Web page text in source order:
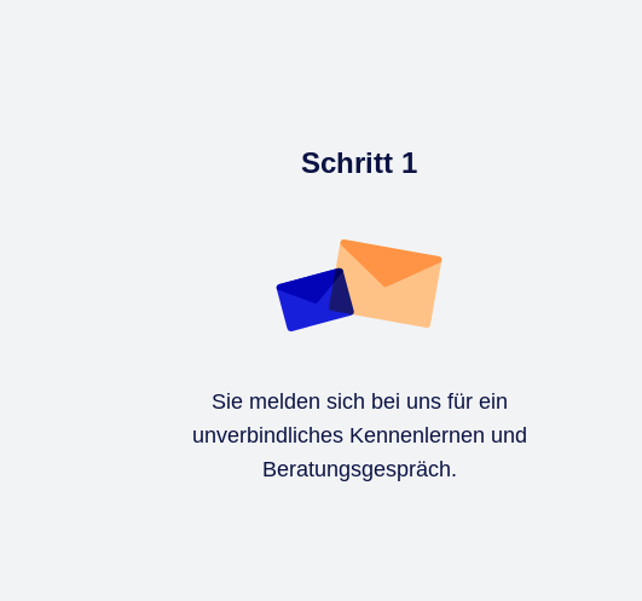
Schritt 1
Sie melden sich bei uns für ein
unverbindliches Kennenlernen und
Beratungsgespräch.